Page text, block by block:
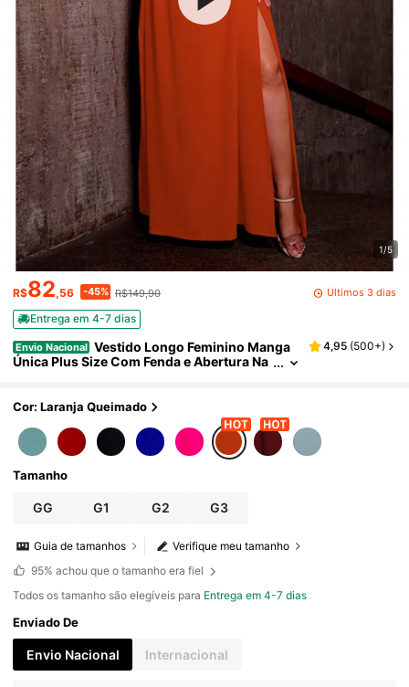
1/5
R$82,56 -45% R$149,90 Últimos 3 dias
Entrega em 4-7 dias
Envio Nacional Vestido Longo Feminino Manga
Única Plus Size Com Fenda e Abertura Na
4,95 (500+)
Cor: Laranja Queimado
Tamanho
GG G1 G2 G3
Verifique meu tamanho
Guia de tamanhos
95% achou que o tamanho era fiel
Todos os tamanho são elegíveis para Entrega em 4-7 dias
Enviado De
Envio Nacional Internacional